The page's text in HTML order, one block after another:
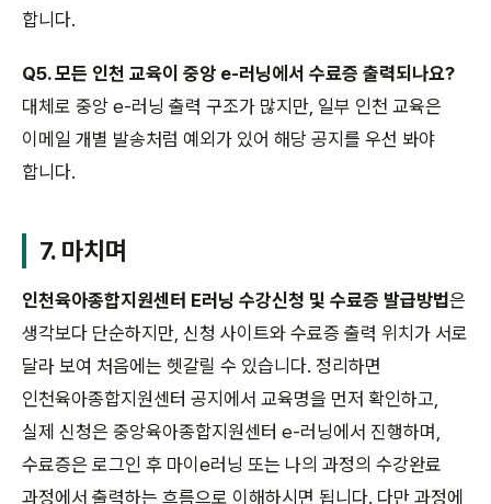
합니다.
Q5. 모든 인천 교육이 중앙 e-러닝에서 수료증 출력되나요?
대체로 중앙 e-러닝 출력 구조가 많지만, 일부 인천 교육은
이메일 개별 발송처럼 예외가 있어 해당 공지를 우선 봐야
합니다.
7. 마치며
인천육아종합지원센터 E러닝 수강신청 및 수료증 발급방법은
생각보다 단순하지만, 신청 사이트와 수료증 출력 위치가 서로
달라 보여 처음에는 헷갈릴 수 있습니다. 정리하면
인천육아종합지원센터 공지에서 교육명을 먼저 확인하고,
실제 신청은 중앙육아종합지원센터 e-러닝에서 진행하며,
수료증은 로그인 후 마이e러닝 또는 나의 과정의 수강완료
과정에서 출력하는 흐름으로 이해하시면 됩니다. 다만 과정에